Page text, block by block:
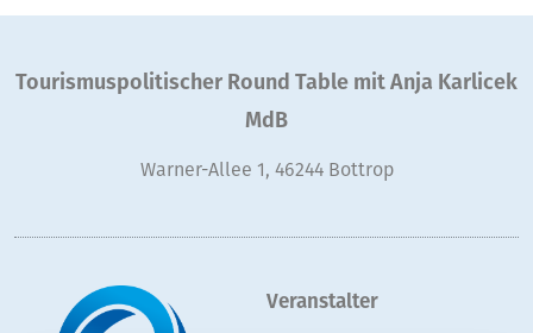
Tourismuspolitischer Round Table mit Anja Karlicek
MdB
Warner-Allee 1, 46244 Bottrop
Veranstalter